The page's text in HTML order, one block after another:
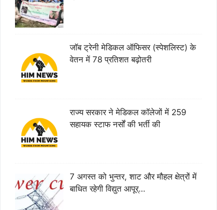
जॉब ट्रेनी मेडिकल ऑफिसर (स्पेशलिस्ट) के
वेतन में 78 प्रतिशत बढ़ोतरी
राज्य सरकार ने मेडिकल कॉलेजों में 259
सहायक स्टाफ नर्सों की भर्ती की
7 अगस्त को भुन्तर, शाट और मौहल क्षेत्रों में
बाधित रहेगी विद्युत आपूर्…